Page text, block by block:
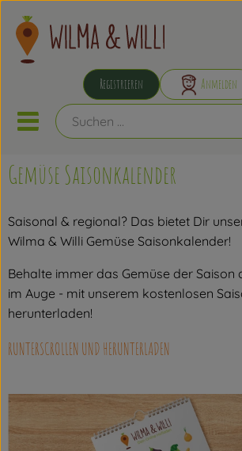
Registrieren Anmelden
Mobiles Menu öffnen oder
Bunte Kisten
Aus der Region
Kühlschrank
Angebot
Getränke
Gemüse Saisonkalender
Saisonal & regional? Das bietet Dir
Wilma & Willi Gemüse Saisonkalender!
Behalte immer das Gemüse der Saison
im Auge - mit unserem kostenlosen
herunterladen!
RUNTERSCROLLEN UND HERUNTERLADEN